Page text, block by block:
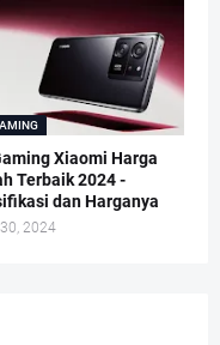
Xiaomi Harga
Terbaik 2024 -
dan Harganya
2024